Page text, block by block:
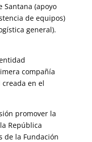
Santana (apoyo
de equipos)
general).
compañía
en el
promover la
República
de la Fundación